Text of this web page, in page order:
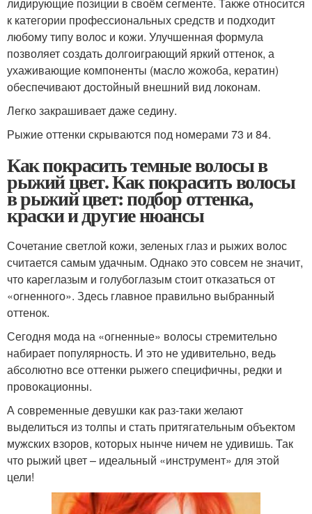
лидирующие позиции в своём сегменте. Также относится
к категории профессиональных средств и подходит
любому типу волос и кожи. Улучшенная формула
позволяет создать долгоиграющий яркий оттенок, а
ухаживающие компоненты (масло жожоба, кератин)
обеспечивают достойный внешний вид локонам.
Легко закрашивает даже седину.
Рыжие оттенки скрываются под номерами 73 и 84.
Как покрасить темные волосы в
рыжий цвет. Как покрасить волосы
в рыжий цвет: подбор оттенка,
краски и другие нюансы
Сочетание светлой кожи, зеленых глаз и рыжих волос
считается самым удачным. Однако это совсем не значит,
что кареглазым и голубоглазым стоит отказаться от
«огненного». Здесь главное правильно выбранный
оттенок.
Сегодня мода на «огненные» волосы стремительно
набирает популярность. И это не удивительно, ведь
абсолютно все оттенки рыжего специфичны, редки и
провокационны.
А современные девушки как раз-таки желают
выделиться из толпы и стать притягательным объектом
мужских взоров, которых нынче ничем не удивишь. Так
что рыжий цвет – идеальный «инструмент» для этой
цели!